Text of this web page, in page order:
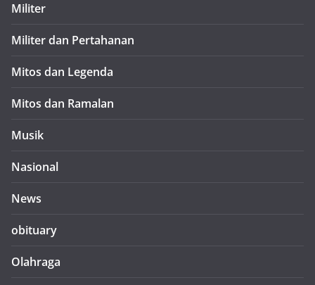
Militer
Militer dan Pertahanan
Mitos dan Legenda
Mitos dan Ramalan
Musik
Nasional
News
obituary
Olahraga